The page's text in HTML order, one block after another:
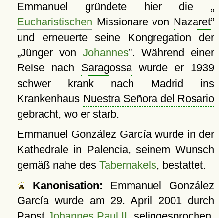
Emmanuel gründete hier die
Eucharistischen Missionare von Nazaret
und erneuerte seine Kongregation der
Jünger von Johannes . Während einer
Reise nach Saragossawurde er 1939
schwer krank nach Madrid ins
Krankenhaus Nuestra Señora del Rosario
gebracht, wo er starb.
Emmanuel González García wurde in der
Kathedrale in Palencia, seinem Wunsch
gemäß nahe des Tabernakels, bestattet.
Kanonisation: Emmanuel González
García wurde am 29. April 2001durch